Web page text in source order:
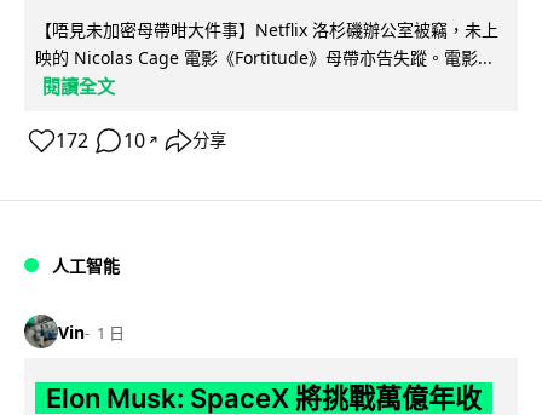
【唔見未加密母帶咁大件事】Netflix 洛杉磯辦公室被竊，未上
映的 Nicolas Cage 電影《Fortitude》母帶亦告失蹤。電影...
閱讀全文
172 10 ↗ 分享
人工智能
Vin 1 日
Elon Musk: SpaceX 將挑戰萬億年收